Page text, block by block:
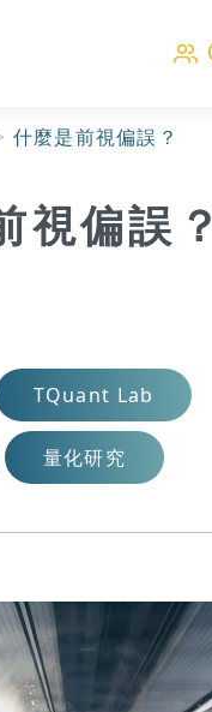
什麼是前視偏誤？
視偏誤？
TQuant Lab
量化研究